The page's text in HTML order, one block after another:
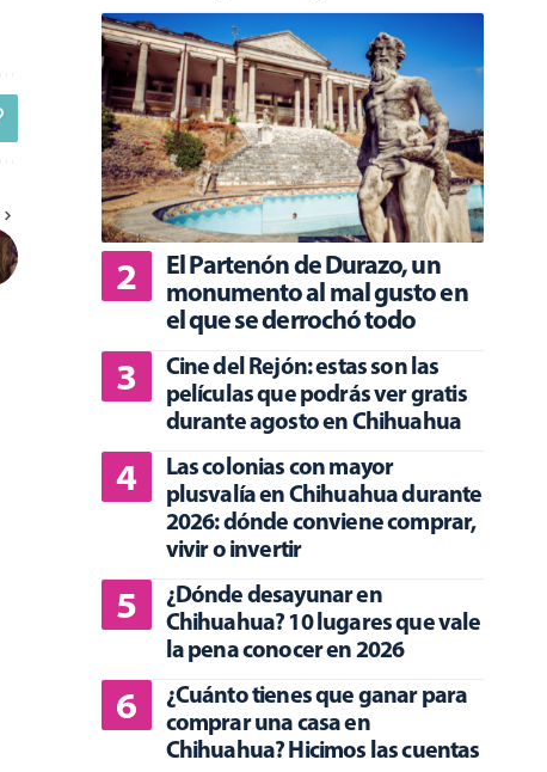
El Partenón de Durazo, un
monumento al mal gusto en
el que se derrochó todo
Cine del Rejón: estas son las
películas que podrás ver gratis
durante agosto en Chihuahua
Las colonias con mayor
plusvalía en Chihuahua durante
2026: dónde conviene comprar,
vivir o invertir
¿Dónde desayunar en
Chihuahua? 10 lugares que vale
la pena conocer en 2026
¿Cuánto tienes que ganar para
comprar una casa en
Chihuahua? Hicimos las cuentas